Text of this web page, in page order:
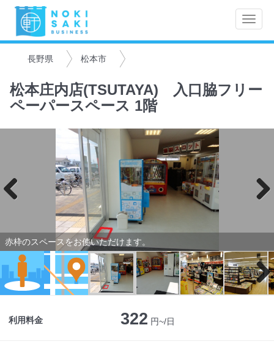
Toggle
長野県 松本市
松本庄内店(TSUTAYA) 入口脇フリー
ペーパースペース 1階
赤枠のスペースをお使いただけます。
Next
利用料金 322 円~/日